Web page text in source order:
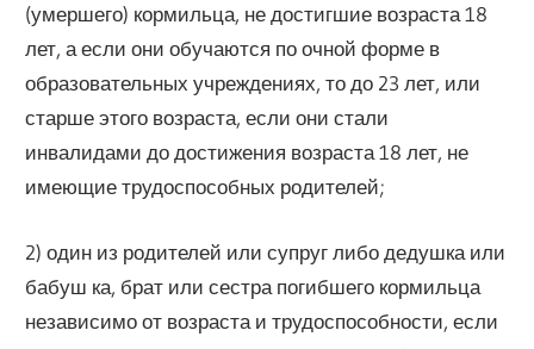
(умершего) кормильца, не достигшие возраста 18
лет, а если они обучаются по очной форме в
образовательных учреждениях, то до 23 лет, или
старше этого возраста, если они стали
инвалидами до достижения возраста 18 лет, не
имеющие трудоспособных родителей;
2) один из родителей или супруг либо дедушка или
бабуш ка, брат или сестра погибшего кормильца
независимо от возраста и трудоспособности, если